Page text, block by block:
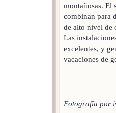
montañosas. El
combinan para
de alto nivel de
Las
excelentes, y
vacaciones de
Fotografía por